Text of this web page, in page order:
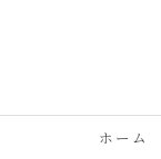
ホーム